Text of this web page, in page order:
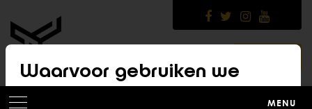
main
content
Waarvoor gebruiken we
cookies?
MENU